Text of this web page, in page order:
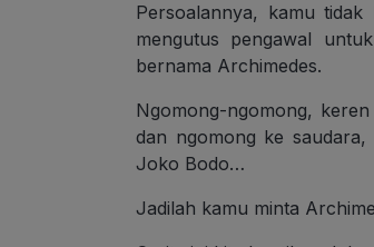
Persoalannya, kamu
mengutus pengawal
bernama Archimedes.
Ngomong-ngomong,
dan ngomong ke saudara,
Joko Bodo…
Jadilah kamu minta